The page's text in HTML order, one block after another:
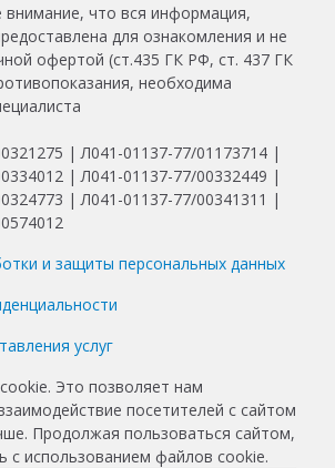
что вся информация,
для ознакомления и не
офертой (ст.435 ГК РФ, ст. 437 ГК
необходима
| Л041-01137-77/01173714 |
| Л041-01137-77/00332449 |
| Л041-01137-77/00341311 |
и защиты персональных данных
услуг
Это позволяет нам
посетителей с сайтом
Продолжая пользоваться сайтом,
с использованием файлов cookie.